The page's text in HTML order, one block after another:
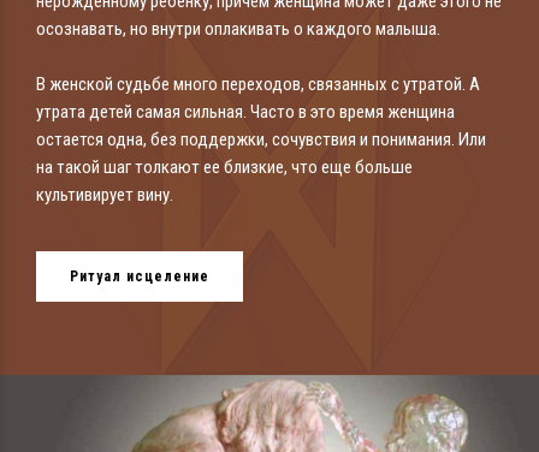
осознавать, но внутри оплакивать о каждого малыша.
В женской судьбе много переходов, связанных с утратой. А
утрата детей самая сильная. Часто в это время женщина
остается одна, без поддержки, сочувствия и понимания. Или
на такой шаг толкают ее близкие, что еще больше
культивирует вину.
Ритуал исцеление